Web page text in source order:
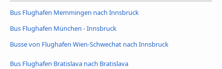
Bus Flughafen Memmingen nach Innsbruck
Bus Flughafen München - Innsbruck
Busse von Flughafen Wien-Schwechat nach Innsbruck
Bus Flughafen Bratislava nach Bratislava